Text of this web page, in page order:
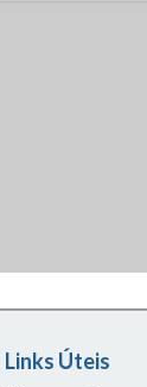
Links Úteis